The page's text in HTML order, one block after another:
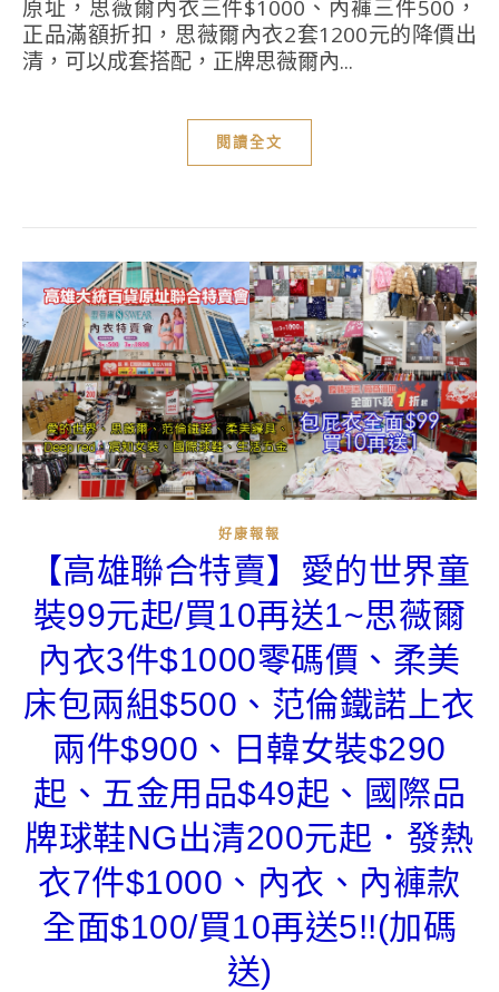
原址，思薇爾內衣三件$1000、內褲三件500，
正品滿額折扣，思薇爾內衣2套1200元的降價出
清，可以成套搭配，正牌思薇爾內...
閱讀全文
好康報報
【高雄聯合特賣】愛的世界童
裝99元起/買10再送1~思薇爾
內衣3件$1000零碼價、柔美
床包兩組$500、范倫鐵諾上衣
兩件$900、日韓女裝$290
起、五金用品$49起、國際品
牌球鞋NG出清200元起．發熱
衣7件$1000、內衣、內褲款
全面$100/買10再送5!!(加碼
送)